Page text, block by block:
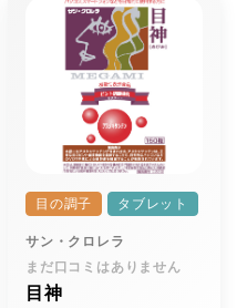
目の調子 タブレット
サン・クロレラ
まだ口コミはありません
目神